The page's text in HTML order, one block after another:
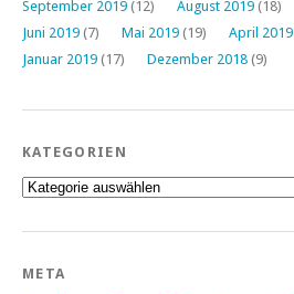
September 2019 (12) August 2019 (18)
Juni 2019 (7) Mai 2019 (19) April 2019
Januar 2019 (17) Dezember 2018 (9)
KATEGORIEN
Kategorien
META